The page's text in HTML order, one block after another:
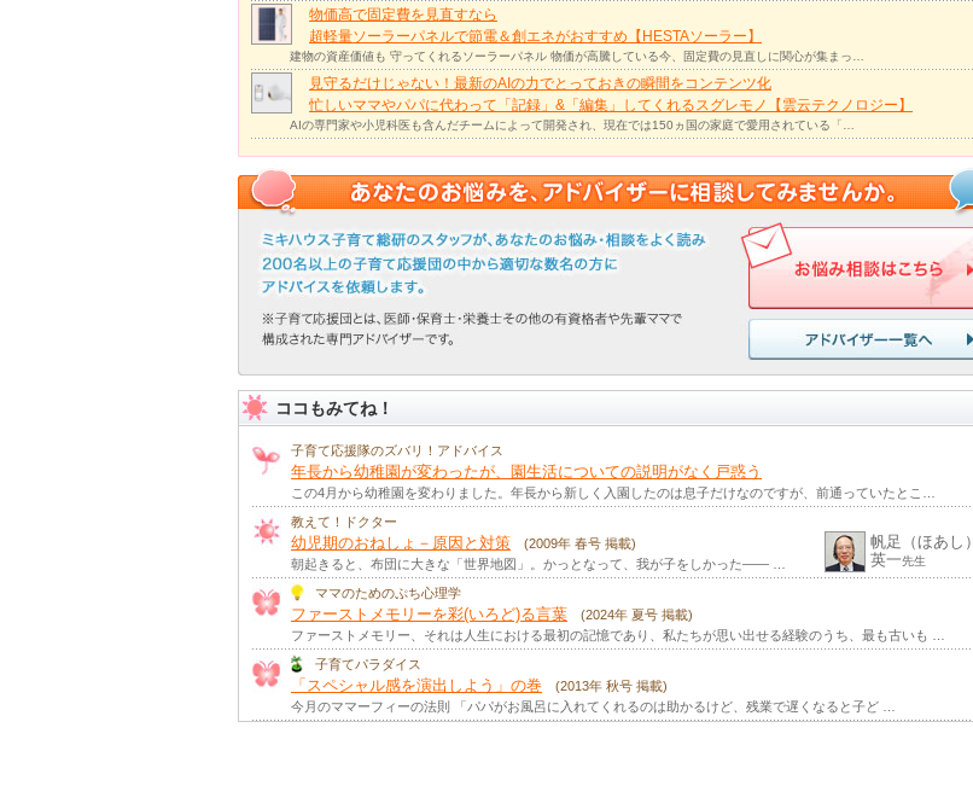
物価高で固定費を見直すなら
超軽量ソーラーパネルで節電＆創エネがおすすめ【HESTAソーラー】
建物の資産価値も 守ってくれるソーラーパネル 物価が高騰している今、固定費の見直しに関心が集まっ…
見守るだけじゃない！最新のAIの力でとっておきの瞬間をコンテンツ化
忙しいママやパパに代わって「記録」&「編集」してくれるスグレモノ【雲云テクノロジー】
AIの専門家や小児科医も含んだチームによって開発され、現在では150ヵ国の家庭で愛用されている「…
ココもみてね！
子育て応援隊のズバリ！アドバイス
年長から幼稚園が変わったが、園生活についての説明がなく戸惑う
この4月から幼稚園を変わりました。年長から新しく入園したのは息子だけなのですが、前通っていたとこ…
教えて！ドクター
幼児期のおねしょ－原因と対策
(2009年 春号 掲載)
朝起きると、布団に大きな「世界地図」。かっとなって、我が子をしかった—— …
帆足（ほあし）
英一先生
ママのためのぷち心理学
ファーストメモリーを彩(いろど)る言葉
(2024年 夏号 掲載)
ファーストメモリー、それは人生における最初の記憶であり、私たちが思い出せる経験のうち、最も古いも …
子育てパラダイス
「スペシャル感を演出しよう」の巻
(2013年 秋号 掲載)
今月のママーフィーの法則 「パパがお風呂に入れてくれるのは助かるけど、残業で遅くなると子ど …